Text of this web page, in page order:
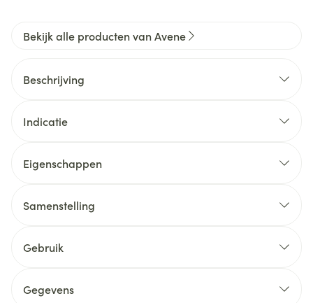
Bekijk alle producten van Avene
Beschrijving
Indicatie
Eigenschappen
Samenstelling
Gebruik
Gegevens